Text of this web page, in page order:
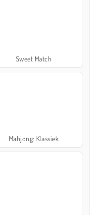
Sweet Match
Mahjong: Klassiek